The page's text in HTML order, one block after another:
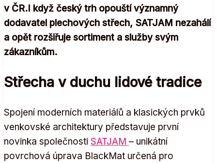
v ČR.I když český trh opouští významný
dodavatel plechových střech, SATJAM nezahálí
a opět rozšiřuje sortiment a služby svým
zákazníkům.
Střecha v duchu lidové tradice
Spojení moderních materiálů a klasických prvků
venkovské architektury představuje první
novinka společnosti SATJAM – unikátní
povrchová úprava BlackMat určená pro